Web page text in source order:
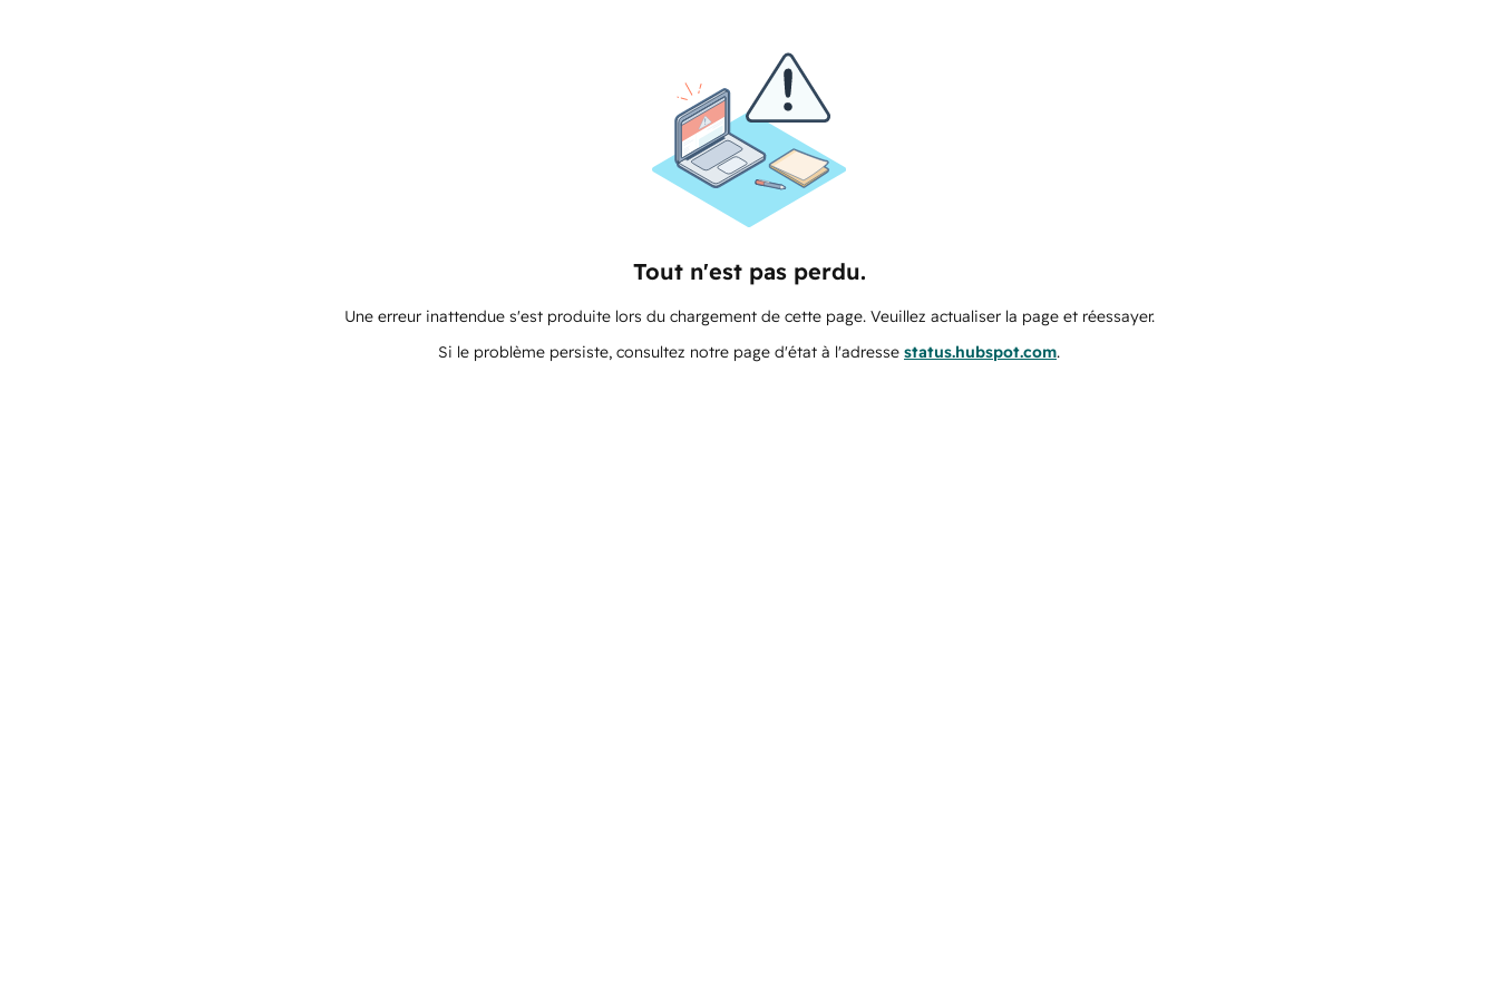
Tout n'est pas perdu.
Une erreur inattendue s'est produite lors du chargement de cette page. Veuillez actualiser la page et réessayer.
Si le problème persiste, consultez notre page d'état à l'adresse status.hubspot.com.